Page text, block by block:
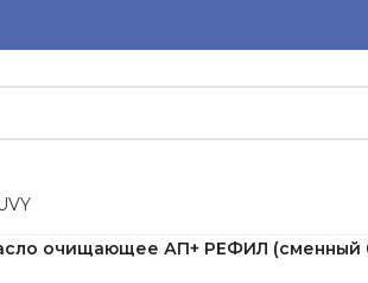
VY
очищающее АП+ РЕФИЛ (сменный